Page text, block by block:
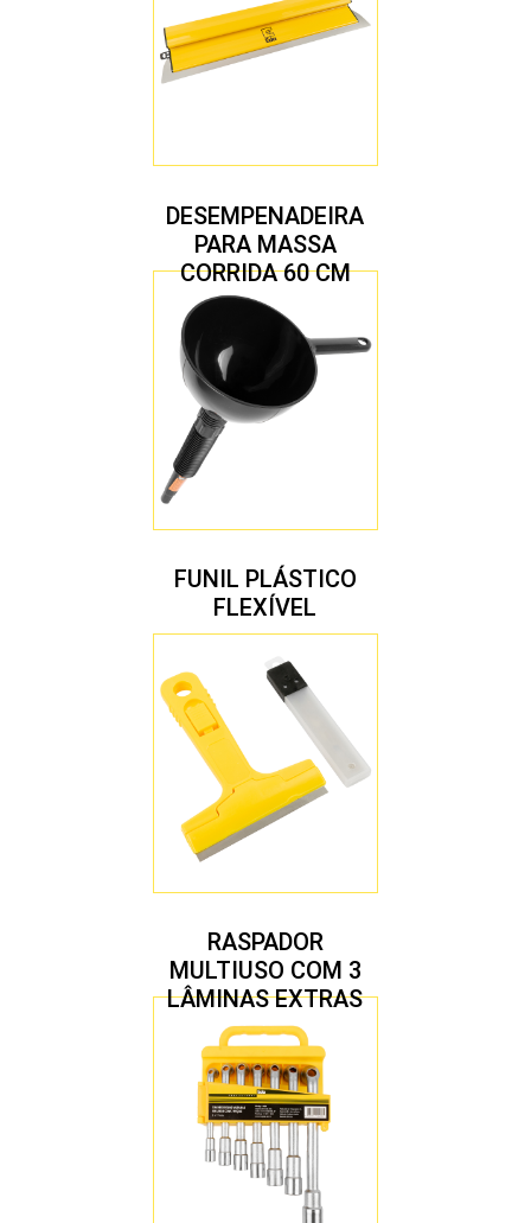
DESEMPENADEIRA
PARA MASSA
CORRIDA 60 CM
FUNIL PLÁSTICO
FLEXÍVEL
RASPADOR
MULTIUSO COM 3
LÂMINAS EXTRAS